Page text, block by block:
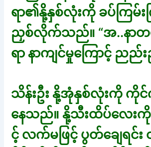
ရာ၏နို့နှစ်လုံးကို ခပ်ကြမ်း
ညှစ်လိုက်သည်။ “အ..နာတယ်
ရာ နာကျင်မှုကြောင့် ည
သိန်းဦး နို့အုံနှစ်လုံးကို ကိုင်
နေသည်။ နို့သီးထိပ်လေး
င့် လက်မဖြင့် ပွတ်ချေရင်း